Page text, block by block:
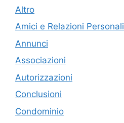
Altro
Amici e Relazioni Personali
Annunci
Associazioni
Autorizzazioni
Conclusioni
Condominio